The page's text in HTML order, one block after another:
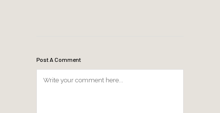
Post A Comment